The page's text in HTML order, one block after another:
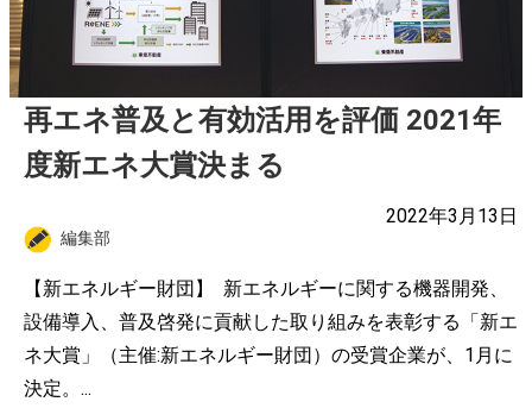
再エネ普及と有効活用を評価 2021年
度新エネ大賞決まる
2022年3月13日
編集部
【新エネルギー財団】 新エネルギーに関する機器開発、
設備導入、普及啓発に貢献した取り組みを表彰する「新エ
ネ大賞」（主催:新エネルギー財団）の受賞企業が、1月に
決定。...